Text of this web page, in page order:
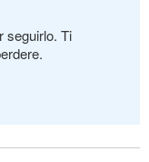
seguirlo. Ti